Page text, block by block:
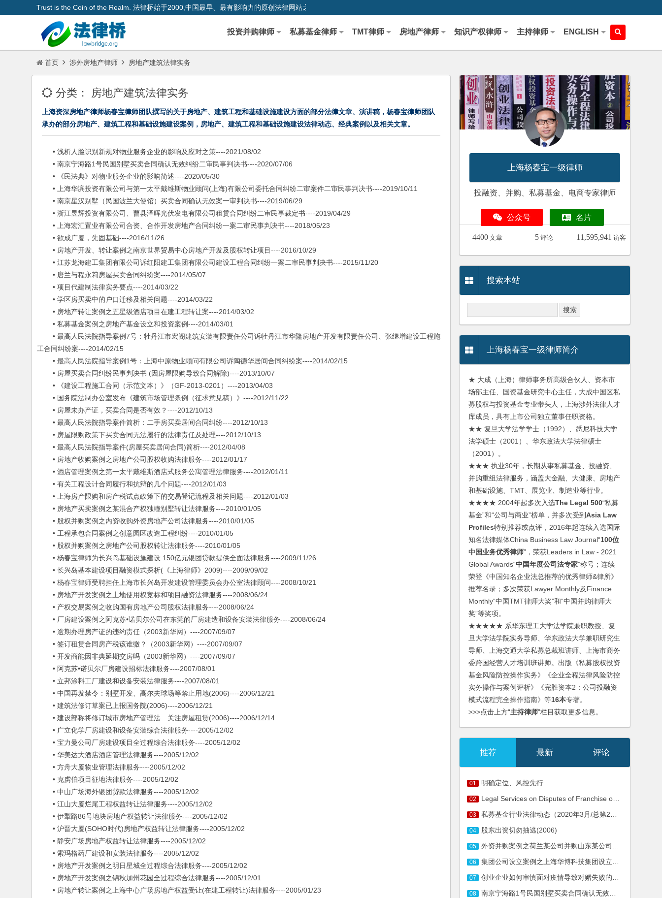
Trust is the Coin of the Realm. 法律桥始于2000,中国最早、最有影响力的原创法律网站之一
投资并购律师 私募基金律师 TMT律师 房地产律师 知识产权律师 主持律师 ENGLISH
首页 涉外房地产律师 房地产建筑法律实务
分类： 房地产建筑法律实务
上海资深房地产律师杨春宝律师团队撰写的关于房地产、建筑工程和基础设施建设方面的部分法律文章、演讲稿，杨春宝律师团队
承办的部分房地产、建筑工程和基础设施建设案例，房地产、建筑工程和基础设施建设法律动态、经典案例以及相关文章。
• 浅析人脸识别新规对物业服务企业的影响及应对之策----2021/08/02
• 南京宁海路1号民国别墅买卖合同确认无效纠纷二审民事判决书----2020/07/06
• 《民法典》对物业服务企业的影响简述----2020/05/30
• 上海华滨投资有限公司与第一太平戴维斯物业顾问(上海)有限公司委托合同纠纷二审案件二审民事判决书----2019/10/11
• 南京星汉别墅（民国波兰大使馆）买卖合同确认无效案一审判决书----2019/06/29
• 浙江昱辉投资有限公司、曹县泽晖光伏发电有限公司租赁合同纠纷二审民事裁定书----2019/04/29
• 上海宏汇置业有限公司合资、合作开发房地产合同纠纷一案二审民事判决书----2018/05/23
• 欲成广厦，先固基础----2016/11/26
• 房地产开发、转让案例之南京世界贸易中心房地产开发及股权转让项目----2016/10/29
• 江苏龙海建工集团有限公司诉红阳建工集团有限公司建设工程合同纠纷一案二审民事判决书----2015/11/20
• 唐兰与程永莉房屋买卖合同纠纷案----2014/05/07
• 项目代建制法律实务要点----2014/03/22
• 学区房买卖中的户口迁移及相关问题----2014/03/22
• 房地产转让案例之五星级酒店项目在建工程转让案----2014/03/02
• 私募基金案例之房地产基金设立和投资案例----2014/03/01
• 最高人民法院指导案例7号：牡丹江市宏阁建筑安装有限责任公司诉牡丹江市华隆房地产开发有限责任公司、张继增建设工程施
工合同纠纷案----2014/02/15
• 最高人民法院指导案例1号：上海中原物业顾问有限公司诉陶德华居间合同纠纷案----2014/02/15
• 房屋买卖合同纠纷民事判决书 (因房屋限购导致合同解除)----2013/10/07
• 《建设工程施工合同（示范文本）》（GF-2013-0201）----2013/04/03
• 国务院法制办公室发布《建筑市场管理条例（征求意见稿）》----2012/11/22
• 房屋未办产证，买卖合同是否有效？----2012/10/13
• 最高人民法院指导案件简析：二手房买卖居间合同纠纷----2012/10/13
• 房屋限购政策下买卖合同无法履行的法律责任及处理----2012/10/13
• 最高人民法院指导案件(房屋买卖居间合同)简析----2012/04/08
• 房地产收购案例之房地产公司股权收购法律服务----2012/01/17
• 酒店管理案例之第一太平戴维斯酒店式服务公寓管理法律服务----2012/01/11
• 有关工程设计合同履行和抗辩的几个问题----2012/01/03
• 上海房产限购和房产税试点政策下的交易登记流程及相关问题----2012/01/03
• 房地产买卖案例之某混合产权独幢别墅转让法律服务----2010/01/05
• 股权并购案例之内资收购外资房地产公司法律服务----2010/01/05
• 工程承包合同案例之创意园区改造工程纠纷----2010/01/05
• 股权并购案例之房地产公司股权转让法律服务----2010/01/05
• 杨春宝律师为长兴岛基础设施建设 150亿元银团贷款提供全面法律服务----2009/11/26
• 长兴岛基本建设项目融资模式探析(《上海律师》2009)----2009/09/02
• 杨春宝律师受聘担任上海市长兴岛开发建设管理委员会办公室法律顾问----2008/10/21
• 房地产开发案例之土地使用权竞标和项目融资法律服务----2008/06/24
• 产权交易案例之收购国有房地产公司股权法律服务----2008/06/24
• 厂房建设案例之阿克苏•诺贝尔公司在东莞的厂房建造和设备安装法律服务----2008/06/24
• 逾期办理房产证的违约责任（2003新华网）----2007/09/07
• 签订租赁合同房产税该谁缴？（2003新华网）----2007/09/07
• 开发商能因非典延期交房吗（2003新华网）----2007/09/07
• 阿克苏•诺贝尔厂房建设招标法律服务----2007/08/01
• 立邦涂料工厂建设和设备安装法律服务----2007/08/01
• 中国再发禁令：别墅开发、高尔夫球场等禁止用地(2006)----2006/12/21
• 建筑法修订草案已上报国务院(2006)----2006/12/21
• 建设部称将修订城市房地产管理法 关注房屋租赁(2006)----2006/12/14
• 广立化学厂房建设和设备安装综合法律服务----2005/12/02
• 宝力曼公司厂房建设项目全过程综合法律服务----2005/12/02
• 华美达大酒店酒店管理法律服务----2005/12/02
• 方舟大厦物业管理法律服务----2005/12/02
• 克虏伯项目征地法律服务----2005/12/02
• 中山广场海外银团贷款法律服务----2005/12/02
• 江山大厦烂尾工程权益转让法律服务----2005/12/02
• 伊犁路86号地块房地产权益转让法律服务----2005/12/02
• 沪晋大厦(SOHO时代)房地产权益转让法律服务----2005/12/02
• 静安广场房地产权益转让法律服务----2005/12/02
• 索玛格药厂建设和安装法律服务----2005/12/02
• 房地产开发案例之明日星城全过程综合法律服务----2005/12/02
• 房地产开发案例之锦秋加州花园全过程综合法律服务----2005/12/01
• 房地产转让案例之上海中心广场房地产权益受让(在建工程转让)法律服务----2005/01/23
上海杨春宝一级律师
投融资、并购、私募基金、电商专家律师
公众号 名片
4400 文章 5 评论 11,595,941 访客
搜索本站
上海杨春宝一级律师简介
★ 大成（上海）律师事务所高级合伙人、资本市
场部主任、国资基金研究中心主任，大成中国区私
募股权与投资基金专业带头人，上海涉外法律人才
库成员，具有上市公司独立董事任职资格。
★★ 复旦大学法学学士（1992）、悉尼科技大学
法学硕士（2001）、华东政法大学法律硕士
（2001）。
★★★ 执业30年，长期从事私募基金、投融资、
并购重组法律服务，涵盖大金融、大健康、房地产
和基础设施、TMT、展览业、制造业等行业。
★★★★ 2004年起多次入选The Legal 500“私募
基金”和“公司与商业”榜单，并多次受到Asia Law
Profiles特别推荐或点评，2016年起连续入选国际
知名法律媒体China Business Law Journal“100位
中国业务优秀律师”，荣获Leaders in Law - 2021
Global Awards“中国年度公司法专家”称号；连续
荣登《中国知名企业法总推荐的优秀律师&律所》
推荐名录；多次荣获Lawyer Monthly及Finance
Monthly“中国TMT律师大奖”和“中国并购律师大
奖”等奖项。
★★★★★ 系华东理工大学法学院兼职教授、复
旦大学法学院实务导师、华东政法大学兼职研究生
导师、上海交通大学私募总裁班讲师、上海市商务
委跨国经营人才培训班讲师。出版《私募股权投资
基金风险防控操作实务》《企业全程法律风险防控
实务操作与案例评析》《完胜资本2：公司投融资
模式流程完全操作指南》等16本专著。
>>>点击上方“主持律师”栏目获取更多信息。
推荐 最新 评论
01 明确定位、风控先行
02 Legal Services on Disputes of Franchise of Nanjiren
03 私募基金行业法律动态（2020年3月/总第25期）
04 股东出资切勿抽逃(2006)
05 外资并购案例之荷兰某公司并购山东某公司法律服务
06 集团公司设立案例之上海华博科技集团设立服务
07 创业企业如何审慎面对疫情导致对赌失败的风险
08 南京宁海路1号民国别墅买卖合同确认无效纠纷二审民事判决书